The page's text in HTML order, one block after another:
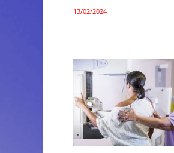
13/02/2024